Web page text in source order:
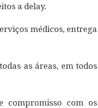
a delay.
médicos, entrega
as áreas, em todos
compromisso com os